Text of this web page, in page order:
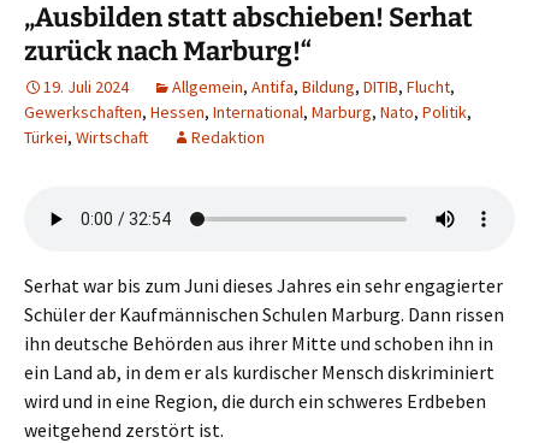
„Ausbilden statt abschieben! Serhat
zurück nach Marburg!“
19. Juli 2024 Allgemein, Antifa, Bildung, DITIB, Flucht,
Gewerkschaften, Hessen, International, Marburg, Nato, Politik,
Türkei, Wirtschaft Redaktion
Serhat war bis zum Juni dieses Jahres ein sehr engagierter
Schüler der Kaufmännischen Schulen Marburg. Dann rissen
ihn deutsche Behörden aus ihrer Mitte und schoben ihn in
ein Land ab, in dem er als kurdischer Mensch diskriminiert
wird und in eine Region, die durch ein schweres Erdbeben
weitgehend zerstört ist.